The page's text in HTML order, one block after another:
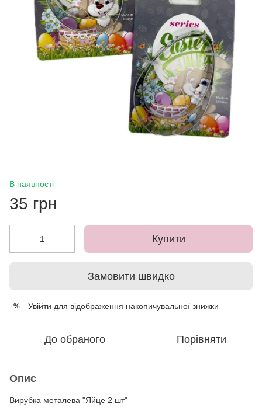
В наявності
35 грн
Купити
Замовити швидко
% Увійти для відображення накопичувальної знижки
До обраного Порівняти
Опис
Вирубка металева "Яйце 2 шт"